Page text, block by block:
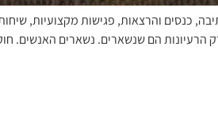
כנסים והרצאות, פגישות מקצועיות,
הרעיונות הם שנשארים. נשארים האנשים.